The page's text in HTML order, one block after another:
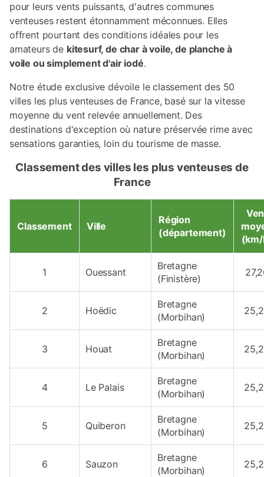
pour leurs vents puissants, d'autres communes
venteuses restent étonnamment méconnues. Elles
offrent pourtant des conditions idéales pour les
amateurs de kitesurf, de char à voile, de planche à
voile ou simplement d'air iodé.
Notre étude exclusive dévoile le classement des 50
villes les plus venteuses de France, basé sur la vitesse
moyenne du vent relevée annuellement. Des
destinations d'exception où nature préservée rime avec
sensations garanties, loin du tourisme de masse.
Classement des villes les plus venteuses de
France
Classement Ville
Région
(département)
1 Ouessant
Bretagne
(Finistère)
2 Hoëdic
Bretagne
(Morbihan)
3 Houat
Bretagne
(Morbihan)
4 Le Palais
Bretagne
(Morbihan)
5 Quiberon
Bretagne
(Morbihan)
6 Sauzon
Bretagne
(Morbihan)